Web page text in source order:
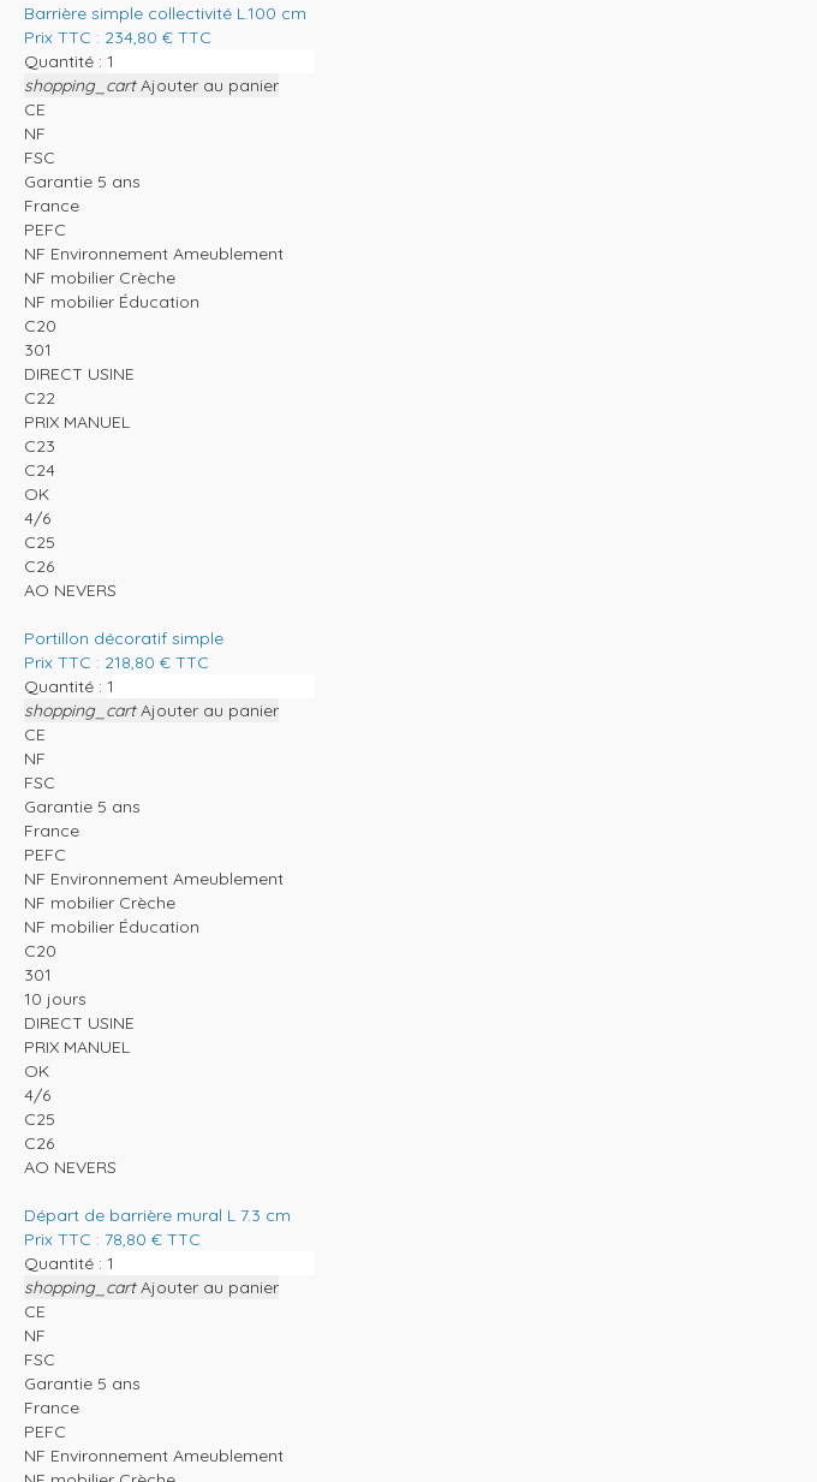
Barrière simple collectivité L.100 cm
Prix TTC : 234,80 € TTC
Quantité :
shopping_cart Ajouter au panier
CE
NF
FSC
Garantie 5 ans
France
PEFC
NF Environnement Ameublement
NF mobilier Crèche
NF mobilier Éducation
C20
301
DIRECT USINE
C22
PRIX MANUEL
C23
C24
OK
4/6
C25
C26
AO NEVERS
Portillon décoratif simple
Prix TTC : 218,80 € TTC
Quantité :
shopping_cart Ajouter au panier
CE
NF
FSC
Garantie 5 ans
France
PEFC
NF Environnement Ameublement
NF mobilier Crèche
NF mobilier Éducation
C20
301
10 jours
DIRECT USINE
PRIX MANUEL
OK
4/6
C25
C26
AO NEVERS
Départ de barrière mural L 7.3 cm
Prix TTC : 78,80 € TTC
Quantité :
shopping_cart Ajouter au panier
CE
NF
FSC
Garantie 5 ans
France
PEFC
NF Environnement Ameublement